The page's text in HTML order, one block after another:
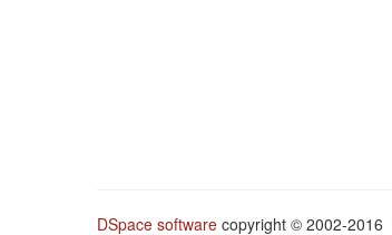
DSpace software copyright © 2002-2016